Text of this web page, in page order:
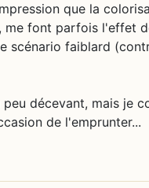
que la
me font parfois l'effet
scénario faiblard
décevant, mais je
de l'emprunter...